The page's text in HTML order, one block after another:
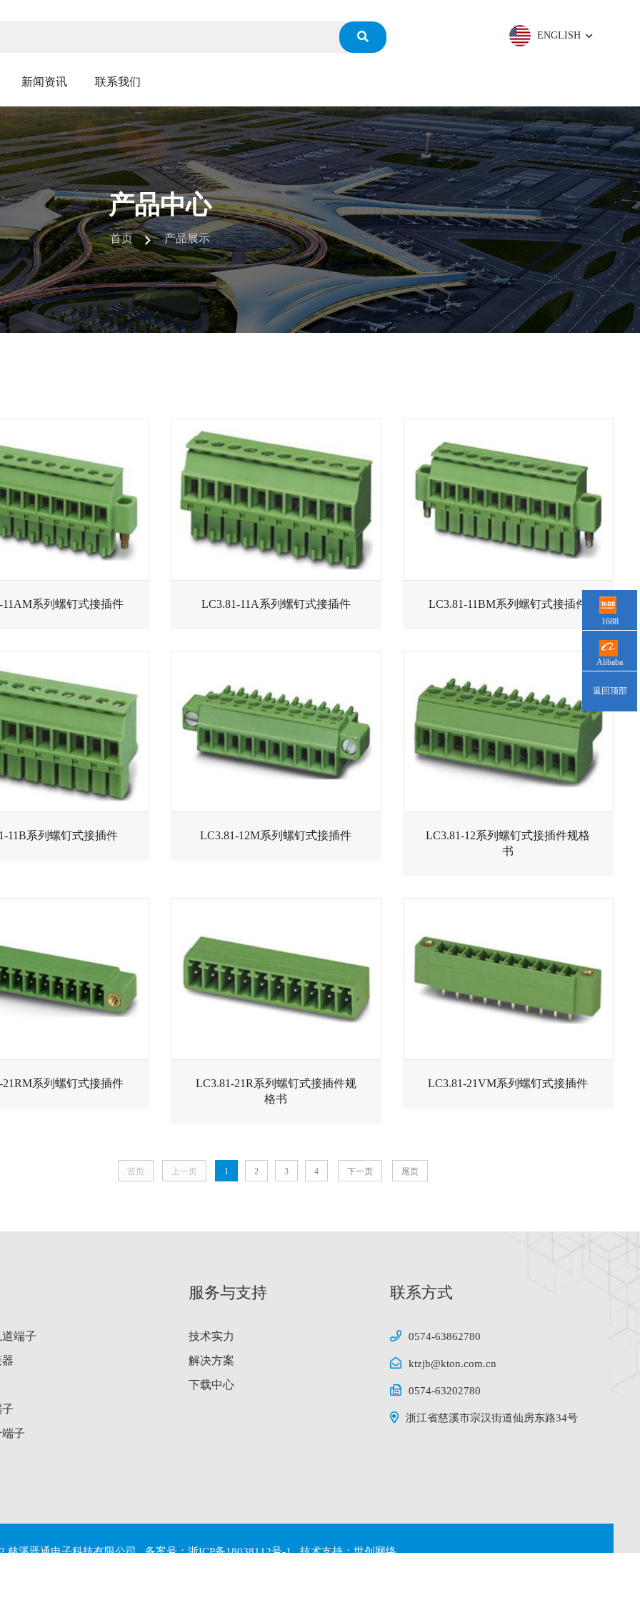
ENGLISH
新闻资讯 联系我们
产品中心
首页 产品展示
11AM系列螺钉式接插件 LC3.81-11A系列螺钉式接插件 LC3.81-11BM系列螺钉式接插件
11B系列螺钉式接插件 LC3.81-12M系列螺钉式接插件
LC3.81-12系列螺钉式接插件规格
书
21RM系列螺钉式接插件
LC3.81-21R系列螺钉式接插件规
格书
LC3.81-21VM系列螺钉式接插件
首页 上一页 1 2 3 4 下一页 尾页
端子
子
服务与支持
技术实力
解决方案
下载中心
联系方式
0574-63862780
ktzjb@kton.com.cn
0574-63202780
浙江省慈溪市宗汉街道仙房东路34号
慈溪晋通电子科技有限公司 备案号：浙ICP备18038112号-1技术支持：世创网络
1688
Alibaba
返回顶部